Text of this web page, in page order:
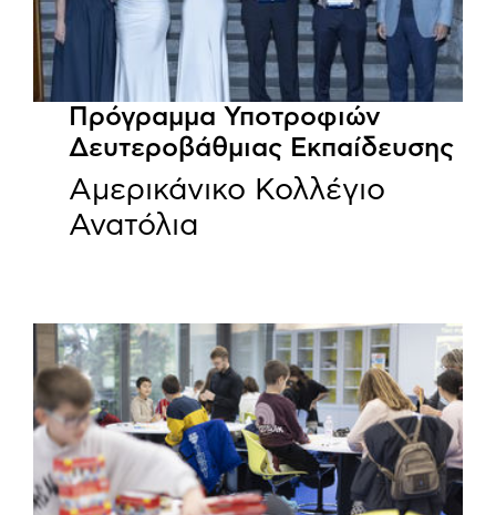
Πρόγραμμα Υποτροφιών
Δευτεροβάθμιας Εκπαίδευσης
Αμερικάνικο Κολλέγιο
Ανατόλια